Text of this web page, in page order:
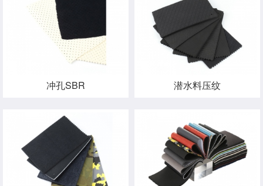
冲孔SBR 潜水料压纹